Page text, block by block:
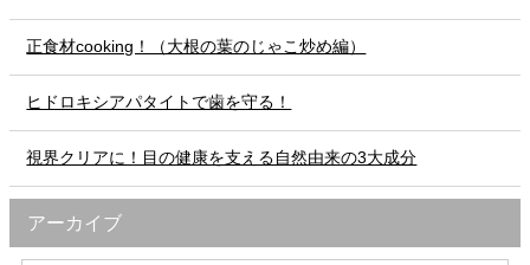
正食材cooking！（大根の葉のじゃこ炒め編）
ヒドロキシアパタイトで歯を守る！
視界クリアに！目の健康を支える自然由来の3大成分
アーカイブ